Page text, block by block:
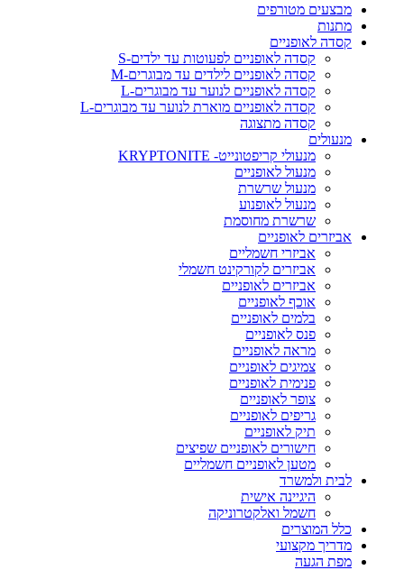
מבצעים מטורפים
מתנות
קסדה לאופניים
קסדה לאופניים לפעוטות עד ילדים-S
קסדה לאופניים לילדים עד מבוגרים-M
קסדה לאופניים לנוער עד מבוגרים-L
קסדה לאופניים מוארת לנוער עד מבוגרים-L
קסדה מתצוגה
מנעולים
מנעולי קריפטונייט- KRYPTONITE
מנעול לאופניים
מנעול שרשרת
מנעול לאופנוע
שרשרת מחוסמת
אביזרים לאופניים
אביזרי חשמליים
אביזרים לקורקינט חשמלי
אביזרים לאופניים
אוכף לאופניים
בלמים לאופניים
פנס לאופניים
מראה לאופניים
צמיגים לאופניים
פנימית לאופניים
צופר לאופניים
גריפים לאופניים
תיק לאופניים
חישורים לאופניים שפיצים
מטען לאופניים חשמליים
לבית ולמשרד
היגיינה אישית
חשמל ואלקטרוניקה
כלל המוצרים
מדריך מקצועי
מפת הגעה